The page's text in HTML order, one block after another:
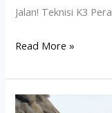
Jalan! Teknisi K3
Read More »
Jadwal